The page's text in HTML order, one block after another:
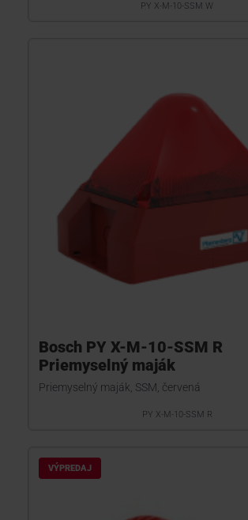
PY X-M-10-SSM W
Bosch PY X-M-10-SSM R
Priemyselný maják
Priemyselný maják, SSM, červená
PY X-M-10-SSM R
VÝPREDAJ